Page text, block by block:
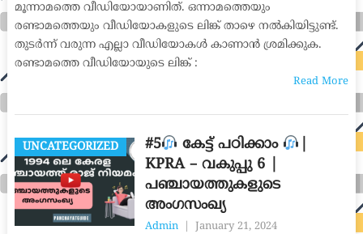
മൂന്നാമത്തെ വീഡിയോയാണിത്. ഒന്നാമത്തെയും
രണ്ടാമത്തെയും വീഡിയോകളുടെ ലിങ്ക് താഴെ നൽകിയിട്ടുണ്ട്.
തുടർന്ന് വരുന്ന എല്ലാ വീഡിയോകൾ കാണാൻ ശ്രമിക്കുക.
രണ്ടാമത്തെ വീഡിയോയുടെ ലിങ്ക് :
Read More
UNCATEGORIZED #5 കേട്ട് പഠിക്കാം
KPRA – വകുപ്പു 6 |
പഞ്ചായത്തുകളുടെ
അംഗസംഖ്യ
Admin January 21, 2024